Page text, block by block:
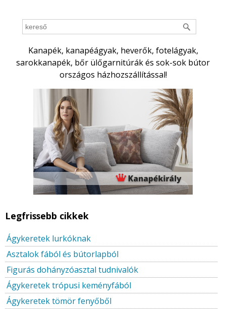
Kanapék, kanapéágyak, heverők, fotelágyak,
sarokkanapék, bőr ülőgarnitúrák és sok-sok bútor
országos házhozszállítással!
Legfrissebb cikkek
Ágykeretek lurkóknak
Asztalok fából és bútorlapból
Figurás dohányzóasztal tudnivalók
Ágykeretek trópusi keményfából
Ágykeretek tömör fenyőből